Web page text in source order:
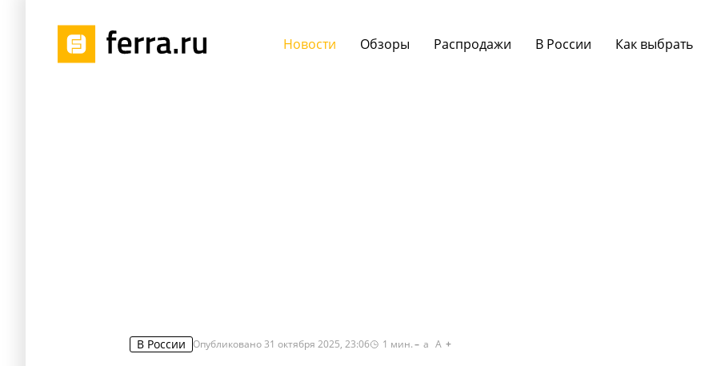
Новости Обзоры Распродажи В России Как выбрать
В России Опубликовано31 октября 2025, 23:06 1 мин. a A